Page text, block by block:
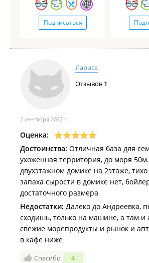
Подписаться
Лариса
Отзывов 1
2 сентября 2022 г.
Оценка:
Достоинства: Отличная база для
ухоженная территория, до моря
двухэтажном домике на 2этаже,
запаха сырости в домике нет,
достаточного размера
Недостатки: Далеко до Андреевка,
сходишь, только на машине, а там и
свежие морепродукты и рынок и
в кафе ниже
Спасибо 4